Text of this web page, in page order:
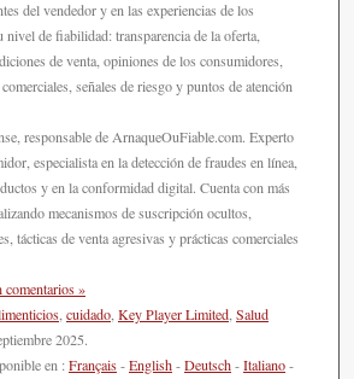
del vendedor y en las experiencias de los
nivel de fiabilidad: transparencia de la oferta,
de venta, opiniones de los consumidores,
señales de riesgo y puntos de atención
responsable de ArnaqueOuFiable.com. Experto
especialista en la detección de fraudes en línea,
y en la conformidad digital. Cuenta con más
mecanismos de suscripción ocultos,
tácticas de venta agresivas y prácticas comerciales
comentarios »
cuidado Key Player Limited Salud
2025.
en :Français-English-Deutsch-Italiano-